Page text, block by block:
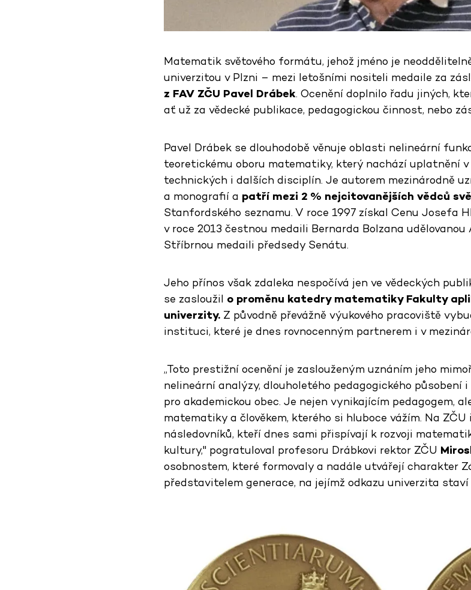
Matematik světového formátu, jehož jméno je
univerzitou v Plzni – mezi letošními nositeli medaile za
z FAV ZČU Pavel Drábek. Ocenění doplnilo řadu jiných,
ať už za vědecké publikace, pedagogickou činnost, nebo
Pavel Drábek se dlouhodobě věnuje oblasti nelineární
teoretickému oboru matematiky, který nachází uplatnění v
technických i dalších disciplín. Je autorem mezinárodně
a monografií a patří mezi 2 % nejcitovanějších vědců
Stanfordského seznamu. V roce 1997 získal Cenu Josefa
v roce 2013 čestnou medaili Bernarda Bolzana udělovanou
Stříbrnou medaili předsedy Senátu.
Jeho přínos však zdaleka nespočívá jen ve vědeckých
se zasloužil o proměnu katedry matematiky Fakulty
univerzity.Z původně převážně výukového pracoviště
instituci, které je dnes rovnocenným partnerem i v
„Toto prestižní ocenění je zaslouženým uznáním jeho
nelineární analýzy, dlouholetého pedagogického působení
pro akademickou obec. Je nejen vynikajícím pedagogem,
matematiky a člověkem, kterého si hluboce vážím. Na
následovníků, kteří dnes sami přispívají k rozvoji
kultury," pogratuloval profesoru Drábkovi rektor ZČU
osobnostem, které formovaly a nadále utvářejí charakter
představitelem generace, na jejímž odkazu univerzita staví